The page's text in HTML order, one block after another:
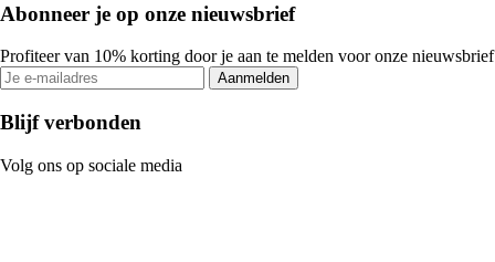
Abonneer je op onze nieuwsbrief
Profiteer van 10% korting door je aan te melden voor onze nieuwsbrief
Aanmelden
Blijf verbonden
Volg ons op sociale media